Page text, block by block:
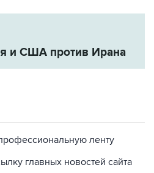
и США против Ирана
главных новостей сайта
новости в официальном